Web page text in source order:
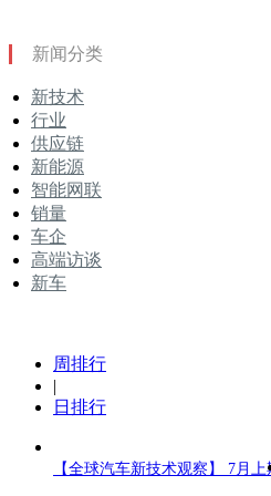
新闻分类
新技术
行业
供应链
新能源
智能网联
销量
车企
高端访谈
新车
周排行
|
日排行
【全球汽车新技术观察】 7月上